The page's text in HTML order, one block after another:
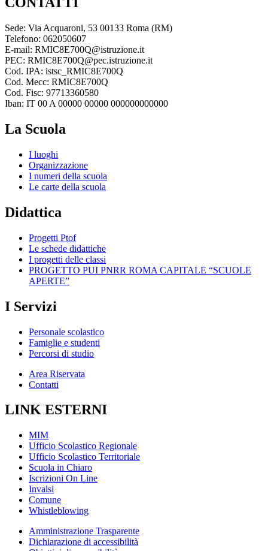
Sede: Via Acquaroni, 53 00133 Roma (RM)
Telefono: 062050607
E-mail: RMIC8E700Q@istruzione.it
PEC: RMIC8E700Q@pec.istruzione.it
Cod. IPA: istsc_RMIC8E700Q
Cod. Mecc: RMIC8E700Q
Cod. Fisc: 97713360580
Iban: IT 00 A 00000 00000 000000000000
La Scuola
I luoghi
Organizzazione
I numeri della scuola
Le carte della scuola
Didattica
Progetti Ptof
Le schede didattiche
I progetti delle classi
PROGETTO PUI PNRR ROMA CAPITALE “SCUOLE
APERTE”
I Servizi
Personale scolastico
Famiglie e studenti
Percorsi di studio
Area Riservata
Contatti
LINK ESTERNI
MIM
Ufficio Scolastico Regionale
Ufficio Scolastico Territoriale
Scuola in Chiaro
Iscrizioni On Line
Invalsi
Comune
Whistleblowing
Amministrazione Trasparente
Dichiarazione di accessibilità